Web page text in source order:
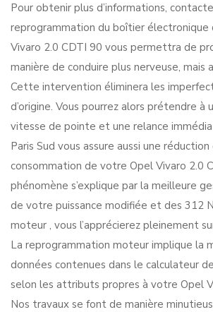
Pour obtenir plus d’informations,
reprogrammation du boîtier
Vivaro 2.0 CDTI 90 vous permettra de
manière de conduire plus nerveuse, mais
Cette intervention éliminera les
d’origine. Vous pourrez alors prétendre à
vitesse de pointe et une relance
Paris Sud vous assure aussi une réduction
consommation de votre Opel Vivaro 2.0
phénomène s’explique par la meilleure
de votre puissance modifiée et des 312
moteur , vous l’apprécierez pleinement
La reprogrammation moteur implique la
données contenues dans le calculateur
selon les attributs propres à votre Opel
Nos travaux se font de manière